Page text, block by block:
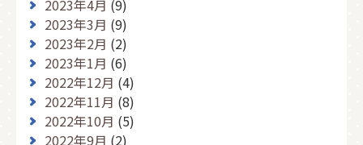
2023年4月 (9)
2023年3月 (9)
2023年2月 (2)
2023年1月 (6)
2022年12月 (4)
2022年11月 (8)
2022年10月 (5)
2022年9月 (2)